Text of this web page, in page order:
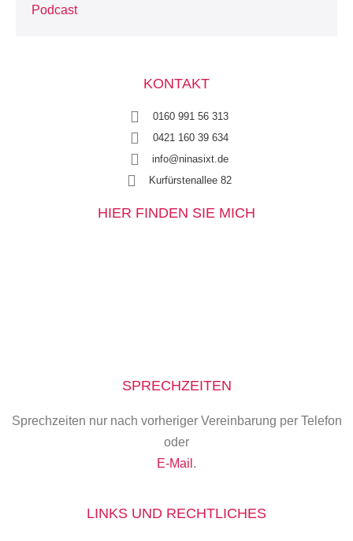
Podcast
KONTAKT
0160 991 56 313
0421 160 39 634
info@ninasixt.de
Kurfürstenallee 82
HIER FINDEN SIE MICH
SPRECHZEITEN
Sprechzeiten nur nach vorheriger Vereinbarung per Telefon
oder
E-Mail .
LINKS UND RECHTLICHES